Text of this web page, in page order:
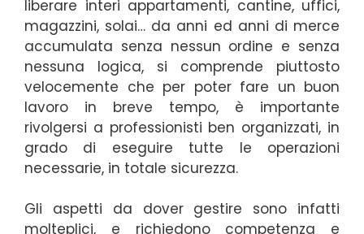
liberare interi appartamenti, cantine, uffici,
magazzini, solai… da anni ed anni di merce
accumulata senza nessun ordine e senza
nessuna logica, si comprende piuttosto
velocemente che per poter fare un buon
lavoro in breve tempo, è importante
rivolgersi a professionisti ben organizzati, in
grado di eseguire tutte le operazioni
necessarie, in totale sicurezza.
Gli aspetti da dover gestire sono infatti
molteplici, e richiedono competenza e